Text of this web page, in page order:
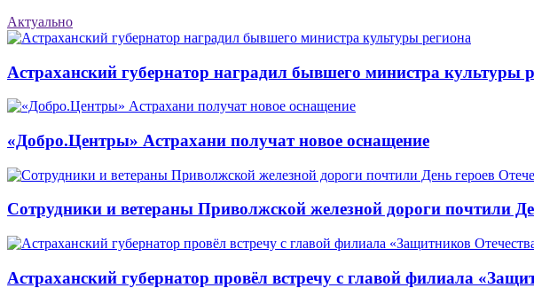
Актуально
Астраханский губернатор наградил бывшего министра культуры
«Добро.Центры» Астрахани получат новое оснащение
Сотрудники и ветераны Приволжской железной дороги почтили
Астраханский губернатор провёл встречу с главой филиала